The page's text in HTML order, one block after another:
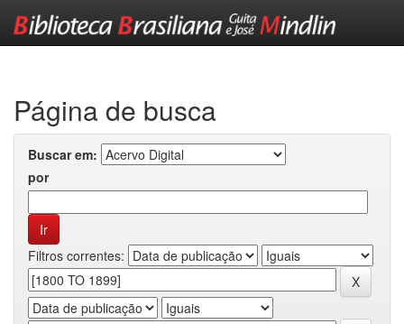
Página de busca
Buscar em:
por
Filtros correntes: